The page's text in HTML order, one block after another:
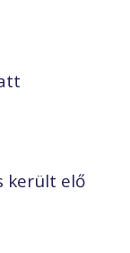
került elő